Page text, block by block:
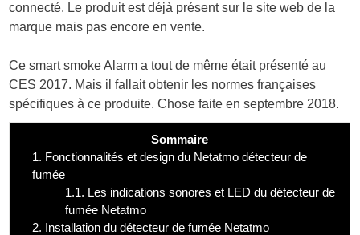
connecté. Le produit est déjà présent sur le site web de la
marque mais pas encore en vente.
Ce smart smoke Alarm a tout de même était présenté au
CES 2017. Mais il fallait obtenir les normes françaises
spécifiques à ce produite. Chose faite en septembre 2018.
Sommaire
1. Fonctionnalités et design du Netatmo détecteur de
fumée
1.1. Les indications sonores et LED du détecteur de
fumée Netatmo
2. Installation du détecteur de fumée Netatmo